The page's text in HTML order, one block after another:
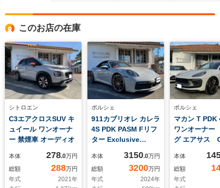
このお店の在庫
シトロエン
C3エアクロスSUV キ
ュイール ワンオーナ
ー 禁煙車 オーディオ
本体 278.0万円
総額
288万円
年式
2021年
ポルシェ
911カブリオレ カレラ
4S PDK PASM Fリフ
ター Exclusive
本体 3150.0万円
総額
3200万円
年式
2024年
ポルシェ
マカン T PDK
ワンオーナ
グ エアサス
本体
総額
年式